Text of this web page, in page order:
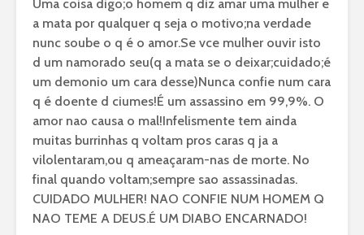
Uma coisa digo;o homem q diz amar uma mulher e
a mata por qualquer q seja o motivo;na verdade
nunc soube o q é o amor.Se vce mulher ouvir isto
d um namorado seu(q a mata se o deixar;cuidado;é
um demonio um cara desse)Nunca confie num cara
q é doente d ciumes!É um assassino em 99,9%. O
amor nao causa o mal!Infelismente tem ainda
muitas burrinhas q voltam pros caras q ja a
vilolentaram,ou q ameaçaram-nas de morte. No
final quando voltam;sempre sao assassinadas.
CUIDADO MULHER! NAO CONFIE NUM HOMEM Q
NAO TEME A DEUS.É UM DIABO ENCARNADO!